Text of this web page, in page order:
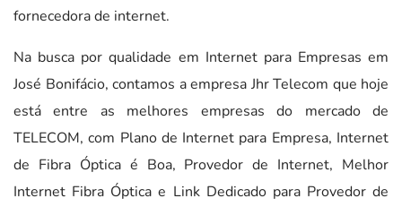
fornecedora de internet.
Na busca por qualidade em Internet para Empresas em
José Bonifácio, contamos a empresa Jhr Telecom que hoje
está entre as melhores empresas do mercado de
TELECOM, com Plano de Internet para Empresa, Internet
de Fibra Óptica é Boa, Provedor de Internet, Melhor
Internet Fibra Óptica e Link Dedicado para Provedor de